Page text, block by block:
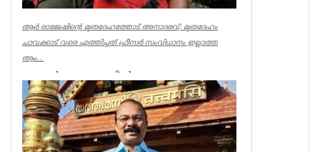
ആര്‍ രാജേഷിന്റെ മൃതദേഹത്തോട് അനാദരവ്; മൃതദേഹം
ചാവക്കാട് വരെ എത്തിച്ചത് ഫ്രീസര്‍ സംവിധാനം ഇല്ലാത്ത
ആം...
കണ്ണൂര്‍ ചെറുപുഴയില്‍
രക്ഷാപ്രവര്‍ത്തനത്തിനിടെ ജീവന്‍ നഷ്ടമായ
നീന്തല്‍ പരിശീലകന്‍ ആര്‍ രാജേഷിന്റെ മ...
Latest News